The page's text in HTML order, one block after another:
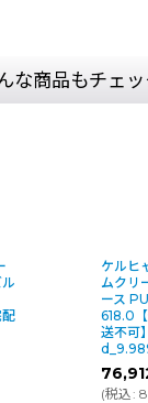
な商品もチェ
蔵王産
乾湿両
ー【代
可】 [
(税込: